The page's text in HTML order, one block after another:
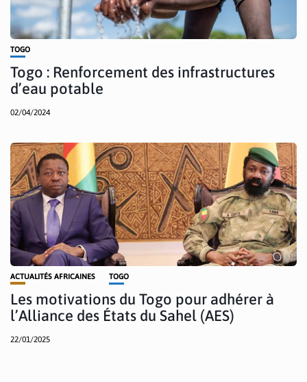
TOGO
Togo : Renforcement des infrastructures
d’eau potable
02/04/2024
ACTUALITÉS AFRICAINES TOGO
Les motivations du Togo pour adhérer à
l’Alliance des États du Sahel (AES)
22/01/2025